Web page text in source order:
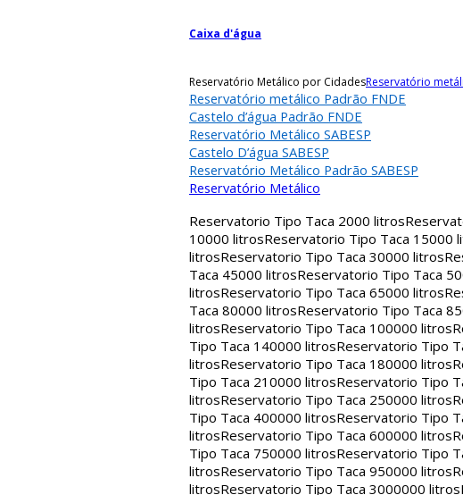
Caixa d'água
Reservatório Metálico por CidadesReservatório
Reservatório metálico Padrão FNDE
Castelo d’água Padrão FNDE
Reservatório Metálico SABESP
Castelo D’água SABESP
Reservatório Metálico Padrão SABESP
Reservatório Metálico
Reservatorio Tipo Taca 2000 litros
10000 litrosReservatorio Tipo Taca 15000
litrosReservatorio Tipo Taca 30000 litros
Taca 45000 litrosReservatorio Tipo Taca
litrosReservatorio Tipo Taca 65000 litros
Taca 80000 litrosReservatorio Tipo Taca
litrosReservatorio Tipo Taca 100000 litros
Tipo Taca 140000 litrosReservatorio Tipo
litrosReservatorio Tipo Taca 180000 litros
Tipo Taca 210000 litrosReservatorio Tipo
litrosReservatorio Tipo Taca 250000 litros
Tipo Taca 400000 litrosReservatorio Tipo
litrosReservatorio Tipo Taca 600000 litros
Tipo Taca 750000 litrosReservatorio Tipo
litrosReservatorio Tipo Taca 950000 litros
litrosReservatorio Tipo Taca 3000000 litros